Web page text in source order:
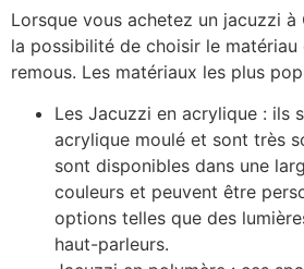
Lorsque vous achetez un jacuzzi à
la possibilité de choisir le
remous. Les matériaux les plus
Les Jacuzzi en acrylique : ils
acrylique moulé et sont très
sont disponibles dans une
couleurs et peuvent être
options telles que des
haut-parleurs.